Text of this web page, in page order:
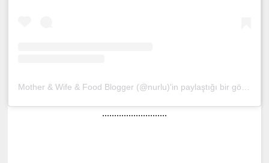
Mother & Wife & Food Blogger (@nurlu)'in paylaştığı bir gönderi
...........................